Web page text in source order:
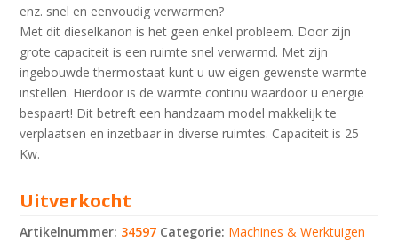
enz. snel en eenvoudig verwarmen?
Met dit dieselkanon is het geen enkel probleem. Door zijn
grote capaciteit is een ruimte snel verwarmd. Met zijn
ingebouwde thermostaat kunt u uw eigen gewenste warmte
instellen. Hierdoor is de warmte continu waardoor u energie
bespaart! Dit betreft een handzaam model makkelijk te
verplaatsen en inzetbaar in diverse ruimtes. Capaciteit is 25
Kw.
Uitverkocht
Artikelnummer: 34597 Categorie: Machines & Werktuigen